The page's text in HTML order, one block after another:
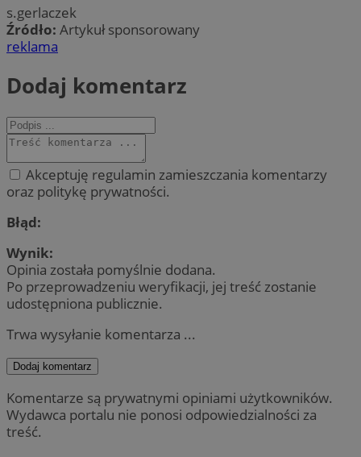
s.gerlaczek
Źródło: Artykuł sponsorowany
reklama
Dodaj komentarz
Akceptuję regulamin zamieszczania komentarzy
oraz politykę prywatności.
Błąd:
Wynik:
Opinia została pomyślnie dodana.
Po przeprowadzeniu weryfikacji, jej treść zostanie
udostępniona publicznie.
Trwa wysyłanie komentarza ...
Dodaj komentarz
Komentarze są prywatnymi opiniami użytkowników.
Wydawca portalu nie ponosi odpowiedzialności za
treść.